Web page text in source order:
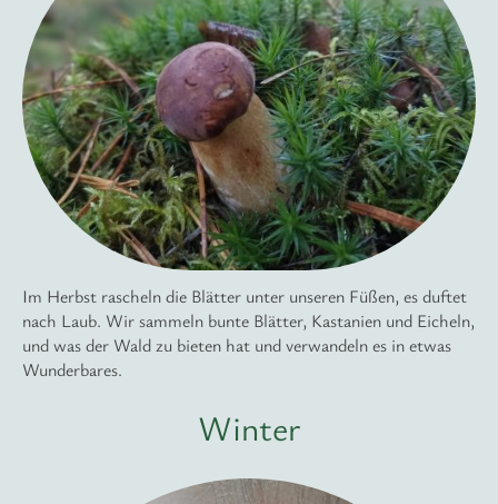
Im Herbst rascheln die Blätter unter unseren Füßen, es duftet
nach Laub. Wir sammeln bunte Blätter, Kastanien und Eicheln,
und was der Wald zu bieten hat und verwandeln es in etwas
Wunderbares.
Winter